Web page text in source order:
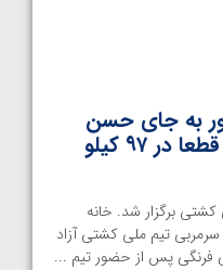
به جای حسن
یزدانی؛ درستکار: قاسمپور قطعا در ۹۷ کیلو
برگزار شد. خانه
تیم ملی کشتی آزاد
فرنگی پس از حضور تیم ...